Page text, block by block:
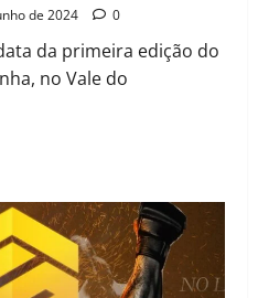
de 2024 0
da primeira edição do
no Vale do